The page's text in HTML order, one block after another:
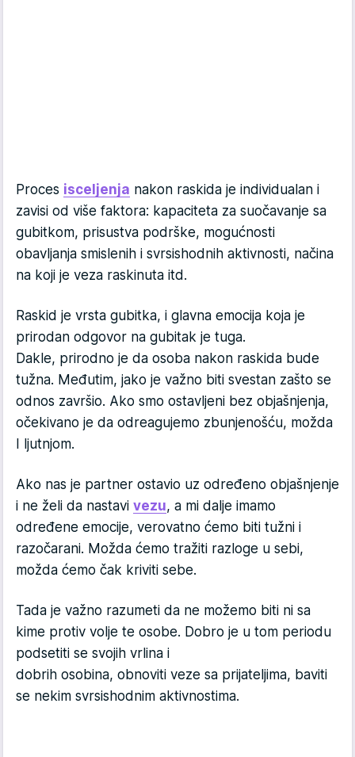
Proces isceljenja nakon raskida je individualan i
zavisi od više faktora: kapaciteta za suočavanje sa
gubitkom, prisustva podrške, mogućnosti
obavljanja smislenih i svrsishodnih aktivnosti, načina
na koji je veza raskinuta itd.
Raskid je vrsta gubitka, i glavna emocija koja je
prirodan odgovor na gubitak je tuga.
Dakle, prirodno je da osoba nakon raskida bude
tužna. Međutim, jako je važno biti svestan zašto se
odnos završio. Ako smo ostavljeni bez objašnjenja,
očekivano je da odreagujemo zbunjenošću, možda
I ljutnjom.
Ako nas je partner ostavio uz određeno objašnjenje
i ne želi da nastavi vezu, a mi dalje imamo
određene emocije, verovatno ćemo biti tužni i
razočarani. Možda ćemo tražiti razloge u sebi,
možda ćemo čak kriviti sebe.
Tada je važno razumeti da ne možemo biti ni sa
kime protiv volje te osobe. Dobro je u tom periodu
podsetiti se svojih vrlina i
dobrih osobina, obnoviti veze sa prijateljima, baviti
se nekim svrsishodnim aktivnostima.